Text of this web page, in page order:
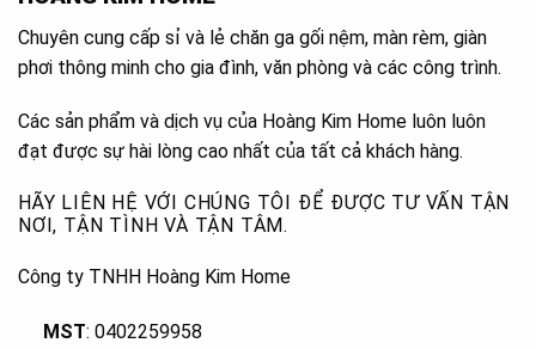
Chuyên cung cấp sỉ và lẻ chăn ga gối nệm, màn rèm, giàn
phơi thông minh cho gia đình, văn phòng và các công trình.
Các sản phẩm và dịch vụ của Hoàng Kim Home luôn luôn
đạt được sự hài lòng cao nhất của tất cả khách hàng.
HÃY LIÊN HỆ VỚI CHÚNG TÔI ĐỂ ĐƯỢC TƯ VẤN TẬN
NƠI, TẬN TÌNH VÀ TẬN TÂM.
Công ty TNHH Hoàng Kim Home
MST: 0402259958